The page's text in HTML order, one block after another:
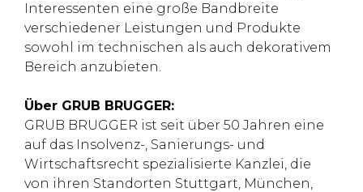
Interessenten eine große Bandbreite
verschiedener Leistungen und Produkte
sowohl im technischen als auch dekorativem
Bereich anzubieten.
Über GRUB BRUGGER:
GRUB BRUGGER ist seit über 50 Jahren eine
auf das Insolvenz-, Sanierungs- und
Wirtschaftsrecht spezialisierte Kanzlei, die
von ihren Standorten Stuttgart, München,